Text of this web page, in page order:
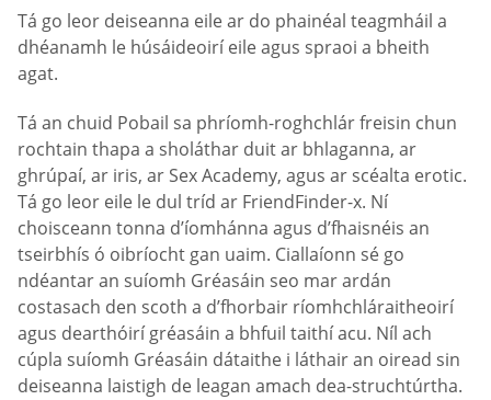
Tá go leor deiseanna eile ar do phainéal teagmháil a
dhéanamh le húsáideoirí eile agus spraoi a bheith
agat.
Tá an chuid Pobail sa phríomh-roghchlár freisin chun
rochtain thapa a sholáthar duit ar bhlaganna, ar
ghrúpaí, ar iris, ar Sex Academy, agus ar scéalta erotic.
Tá go leor eile le dul tríd ar FriendFinder-x. Ní
choisceann tonna d’íomhánna agus d’fhaisnéis an
tseirbhís ó oibríocht gan uaim. Ciallaíonn sé go
ndéantar an suíomh Gréasáin seo mar ardán
costasach den scoth a d’fhorbair ríomhchláraitheoirí
agus dearthóirí gréasáin a bhfuil taithí acu. Níl ach
cúpla suíomh Gréasáin dátaithe i láthair an oiread sin
deiseanna laistigh de leagan amach dea-struchtúrtha.